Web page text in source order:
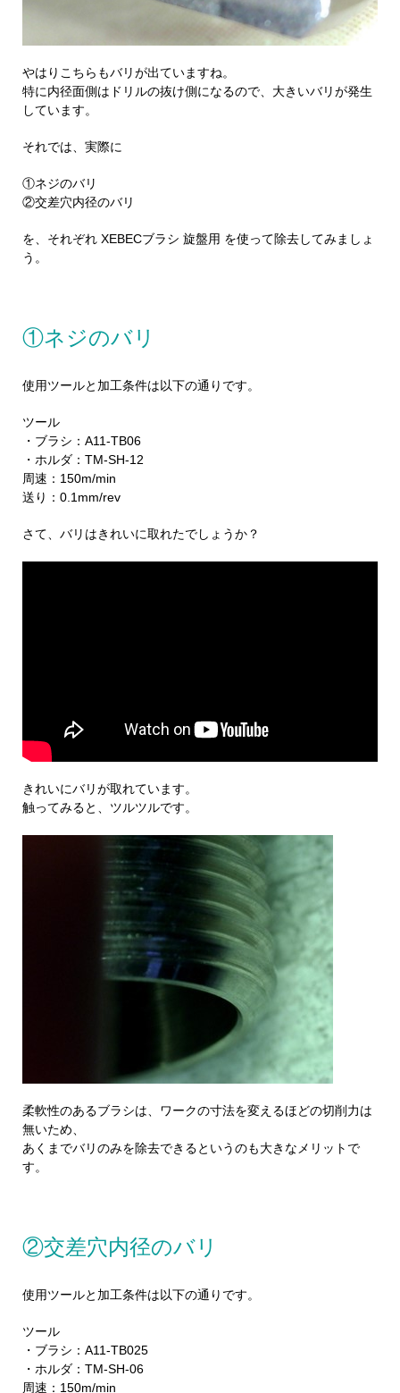
やはりこちらもバリが出ていますね。
特に内径面側はドリルの抜け側になるので、大きいバリが発生
しています。
それでは、実際に
①ネジのバリ
②交差穴内径のバリ
を、それぞれ XEBECブラシ 旋盤用 を使って除去してみましょ
う。
①ネジのバリ
使用ツールと加工条件は以下の通りです。
ツール
・ブラシ：A11-TB06
・ホルダ：TM-SH-12
周速：150m/min
送り：0.1mm/rev
さて、バリはきれいに取れたでしょうか？
きれいにバリが取れています。
触ってみると、ツルツルです。
柔軟性のあるブラシは、ワークの寸法を変えるほどの切削力は
無いため、
あくまでバリのみを除去できるというのも大きなメリットで
す。
②交差穴内径のバリ
使用ツールと加工条件は以下の通りです。
ツール
・ブラシ：A11-TB025
・ホルダ：TM-SH-06
周速：150m/min